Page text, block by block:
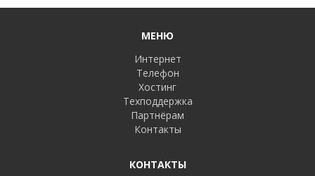
МЕНЮ
Интернет
Телефон
Хостинг
Техподдержка
Партнёрам
Контакты
КОНТАКТЫ